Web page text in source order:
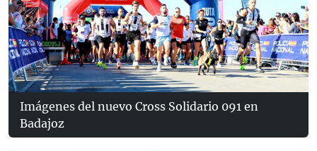
Imágenes del nuevo Cross Solidario 091 en
Badajoz